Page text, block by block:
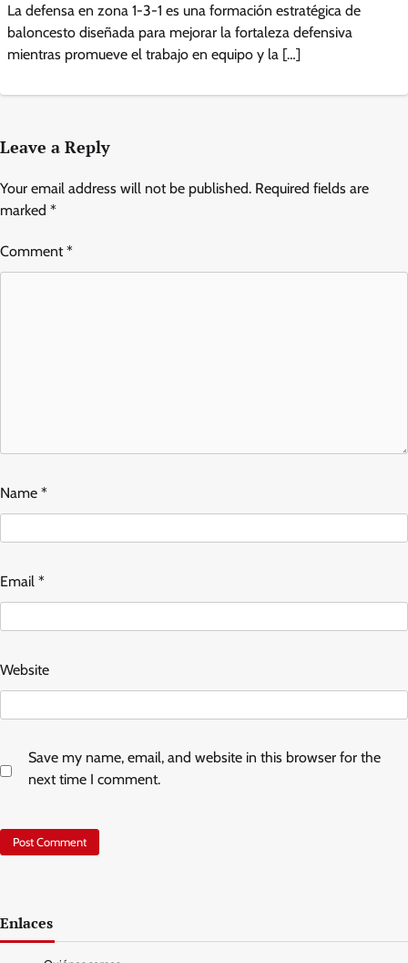
La defensa en zona 1-3-1 es una formación estratégica de
baloncesto diseñada para mejorar la fortaleza defensiva
mientras promueve el trabajo en equipo y la […]
Leave a Reply
Your email address will not be published. Required fields are
marked *
Comment*
Name *
Email *
Website
Save my name, email, and website in this browser for the
next time I comment.
Enlaces